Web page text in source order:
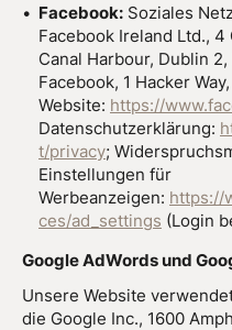
Facebook: Soziales
Facebook Ireland Ltd., 4
Canal Harbour, Dublin
Facebook, 1 Hacker
Website: https://
Datenschutzerklärung:
t/privacy;
Einstellungen für
Werbeanzeigen: https://
ces/ad_settings (Login
Google AdWords und
Unsere Website
die Google Inc., 1600